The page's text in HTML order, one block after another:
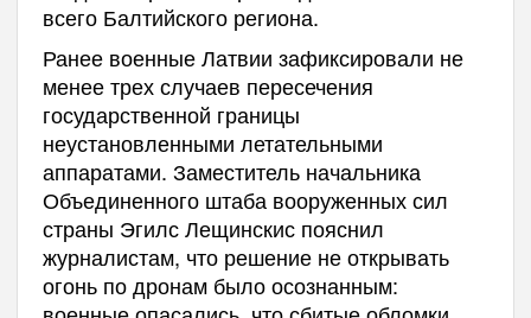
всего Балтийского региона.
Ранее военные Латвии зафиксировали не
менее трех случаев пересечения
государственной границы
неустановленными летательными
аппаратами. Заместитель начальника
Объединенного штаба вооруженных сил
страны Эгилс Лещинскис пояснил
журналистам, что решение не открывать
огонь по дронам было осознанным: